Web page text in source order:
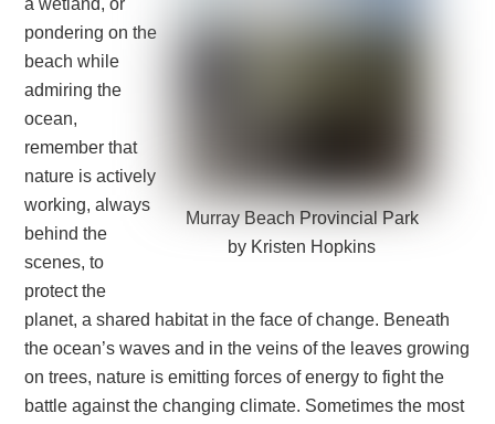
Murray Beach Provincial Park
by Kristen Hopkins
a wetland, or
pondering on the
beach while
admiring the
ocean,
remember that
nature is actively
working, always
behind the
scenes, to
protect the
planet, a shared habitat in the face of change. Beneath
the ocean’s waves and in the veins of the leaves growing
on trees, nature is emitting forces of energy to fight the
battle against the changing climate. Sometimes the most